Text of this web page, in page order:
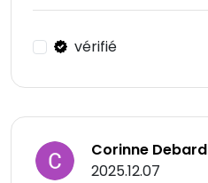
vérifié
Corinne Debard
2025.12.07